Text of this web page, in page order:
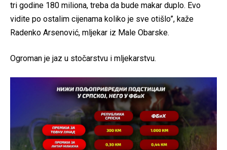
tri godine 180 miliona, treba da bude makar duplo. Evo
vidite po ostalim cijenama koliko je sve otišlo”, kaže
Radenko Arsenović, mljekar iz Male Obarske.
Ogroman je jaz u stočarstvu i mljekarstvu.